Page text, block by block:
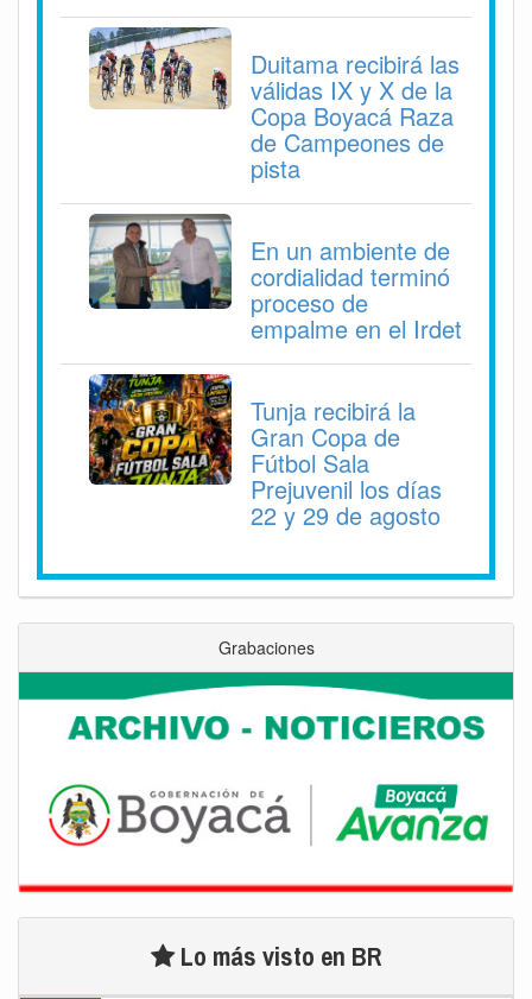
Duitama recibirá las
válidas IX y X de la
Copa Boyacá Raza
de Campeones de
pista
En un ambiente de
cordialidad terminó
proceso de
empalme en el Irdet
Tunja recibirá la
Gran Copa de
Fútbol Sala
Prejuvenil los días
22 y 29 de agosto
Grabaciones
Lo más visto en BR